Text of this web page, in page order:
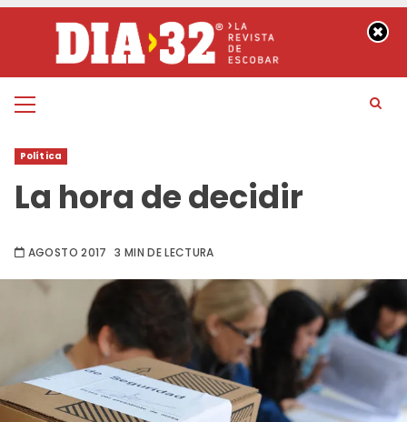
contenido
Menú
Política
La hora de decidir
AGOSTO 2017 3 MIN DE LECTURA